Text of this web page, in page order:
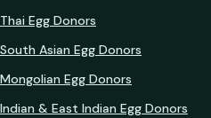
Thai Egg Donors
South Asian Egg Donors
Mongolian Egg Donors
Indian & East Indian Egg Donors